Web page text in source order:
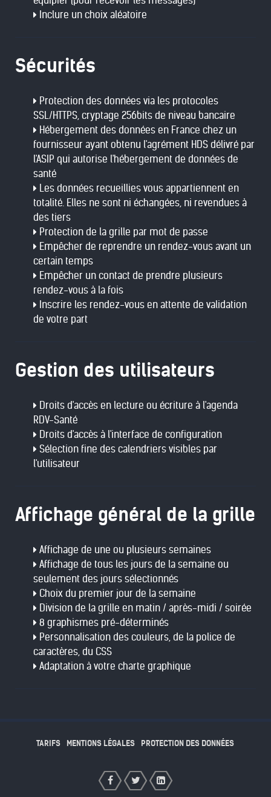
Inclure un choix aléatoire
Sécurités
Protection des données via les protocoles
SSL/HTTPS, cryptage 256bits de niveau bancaire
Hébergement des données en France chez un
fournisseur ayant obtenu l'agrément HDS délivré par
l'ASIP qui autorise l'hébergement de données de
santé
Les données recueillies vous appartiennent en
totalité. Elles ne sont ni échangées, ni revendues à
des tiers
Protection de la grille par mot de passe
Empêcher de reprendre un rendez-vous avant un
certain temps
Empêcher un contact de prendre plusieurs
rendez-vous à la fois
Inscrire les rendez-vous en attente de validation
de votre part
Gestion des utilisateurs
Droits d'accès en lecture ou écriture à l'agenda
RDV-Santé
Droits d'accès à l'interface de configuration
Sélection fine des calendriers visibles par
l'utilisateur
Affichage général de la grille
Affichage de une ou plusieurs semaines
Affichage de tous les jours de la semaine ou
seulement des jours sélectionnés
Choix du premier jour de la semaine
Division de la grille en matin / après-midi / soirée
8 graphismes pré-déterminés
Personnalisation des couleurs, de la police de
caractères, du CSS
Adaptation à votre charte graphique
TARIFS MENTIONS LÉGALES PROTECTION DES DONNÉES